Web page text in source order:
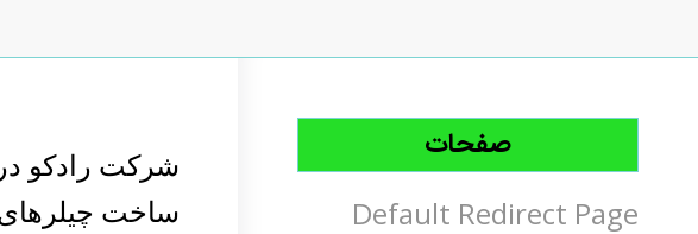
شرکت رادکو
ساخت
صفحات
Default Redirect Page